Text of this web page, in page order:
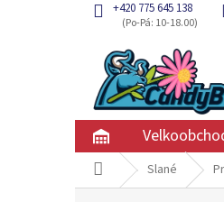
+420 775 645 138
Domů Slané